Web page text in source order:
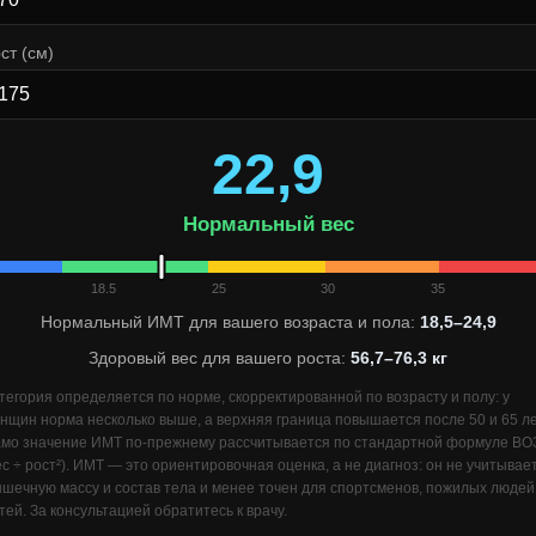
(см)
22,9
Нормальный вес
18.5 25 30 35
Нормальный ИМТ для вашего возраста и пола: 18,5–24,9
Здоровый вес для вашего роста: 56,7–76,3 кг
определяется по норме, скорректированной по возрасту и полу: у
норма несколько выше, а верхняя граница повышается после 50 и 65
значение ИМТ по-прежнему рассчитывается по стандартной формуле
÷ рост²). ИМТ — это ориентировочная оценка, а не диагноз: он не учитывает
массу и состав тела и менее точен для спортсменов, пожилых людей
За консультацией обратитесь к врачу.